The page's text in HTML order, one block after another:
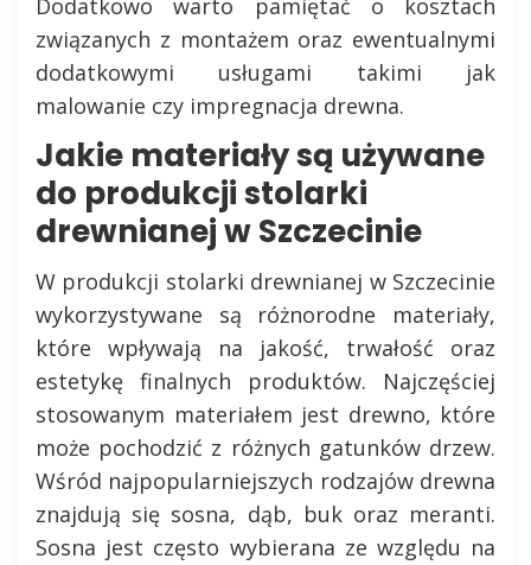
Dodatkowo warto pamiętać o kosztach
związanych z montażem oraz ewentualnymi
dodatkowymi usługami takimi jak
malowanie czy impregnacja drewna.
Jakie materiały są używane
do produkcji stolarki
drewnianej w Szczecinie
W produkcji stolarki drewnianej w Szczecinie
wykorzystywane są różnorodne materiały,
które wpływają na jakość, trwałość oraz
estetykę finalnych produktów. Najczęściej
stosowanym materiałem jest drewno, które
może pochodzić z różnych gatunków drzew.
Wśród najpopularniejszych rodzajów drewna
znajdują się sosna, dąb, buk oraz meranti.
Sosna jest często wybierana ze względu na